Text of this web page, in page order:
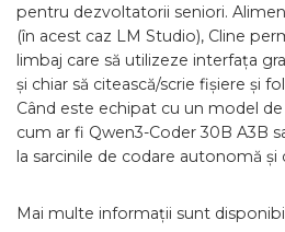
pentru dezvoltatorii seniori.
(în acest caz LM Studio), Cline
limbaj care să utilizeze interfața
și chiar să citească/scrie fișiere și
Când este echipat cu un model
cum ar fi Qwen3-Coder 30B A3B
la sarcinile de codare autonomă
Mai multe informații sunt